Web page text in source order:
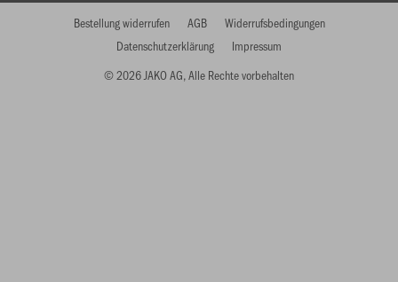
© 2026 JAKO AG, Alle Rechte vorbehalten
Bestellung widerrufen AGB
Widerrufsbedingungen
Datenschutzerklärung
Impressum